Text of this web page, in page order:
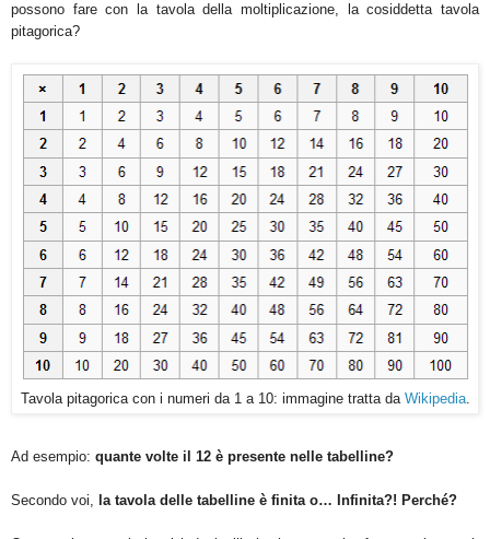
possono fare con la tavola della moltiplicazione, la cosiddetta tavola
pitagorica?
Tavola pitagorica con i numeri da 1 a 10: immagine tratta da Wikipedia.
Ad esempio: quante volte il 12 è presente nelle tabelline?
Secondo voi, la tavola delle tabelline è finita o… Infinita?! Perché?